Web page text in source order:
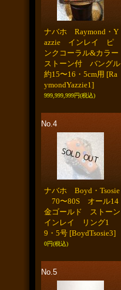
ナバホ Raymond・Y
azzie インレイ ピ
ンクコーラル&カラー
ストーン付 バングル
約15〜16・5cm用 [Ra
ymondYazzie1]
999,999,999円(税込)
No.4
ナバホ Boyd・Tsosie
70〜80S オール14
金ゴールド ストーン
インレイ リング1
9・5号 [BoydTsosie3]
0円(税込)
No.5